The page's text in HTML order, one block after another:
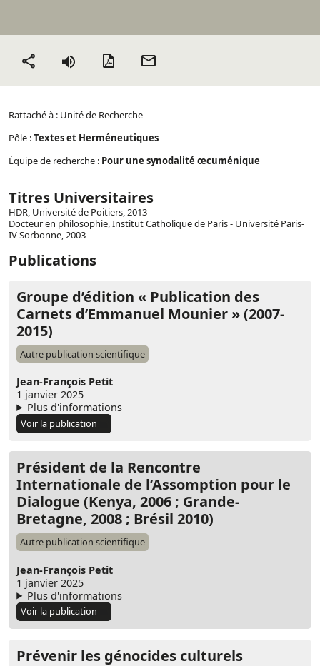
Partager Version PDF
Rattaché à : Unité de Recherche
Pôle :Textes et Herméneutiques
Équipe de recherche : Pour une synodalité œcuménique
Titres Universitaires
HDR, Université de Poitiers, 2013
Docteur en philosophie, Institut Catholique de Paris - Université Paris-
IV Sorbonne, 2003
Publications
Groupe d’édition « Publication des
Carnets d’Emmanuel Mounier » (2007-
2015)
Autre publication scientifique
Jean-François Petit
1 janvier 2025
Plus d'informations
Voir la publication
Président de la Rencontre
Internationale de l’Assomption pour le
Dialogue (Kenya, 2006 ; Grande-
Bretagne, 2008 ; Brésil 2010)
Autre publication scientifique
Jean-François Petit
1 janvier 2025
Plus d'informations
Voir la publication
Prévenir les génocides culturels